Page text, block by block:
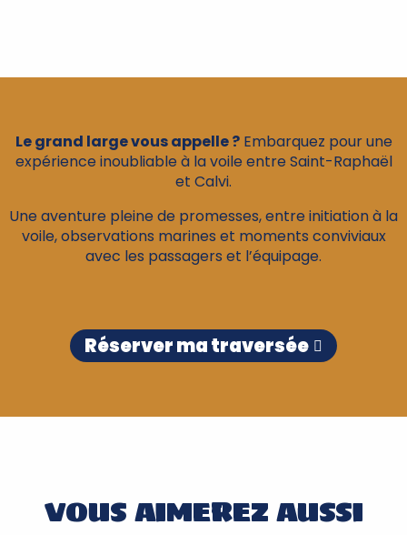
Le grand large vous appelle ?Embarquez pour une
expérience inoubliable à la voile entre Saint-Raphaël
et Calvi.
Une aventure pleine de promesses, entre initiation à la
voile, observations marines et moments conviviaux
avec les passagers et l’équipage.
Réserver ma traversée
VOUS AIMEREZ AUSSI